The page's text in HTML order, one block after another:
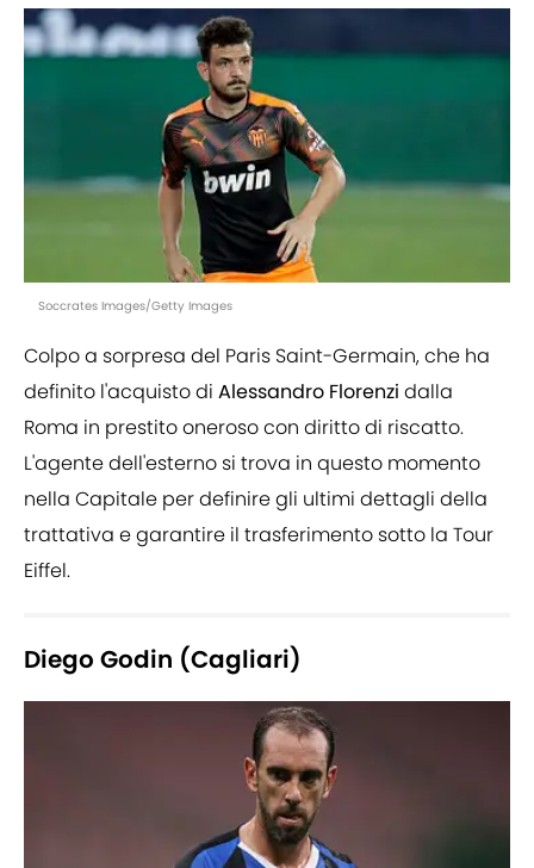
Soccrates Images/Getty Images
Colpo a sorpresa del Paris Saint-Germain, che ha
definito l'acquisto di Alessandro Florenzi dalla
Roma in prestito oneroso con diritto di riscatto.
L'agente dell'esterno si trova in questo momento
nella Capitale per definire gli ultimi dettagli della
trattativa e garantire il trasferimento sotto la Tour
Eiffel.
Diego Godin (Cagliari)